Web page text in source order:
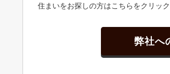
住まいをお探しの方はこちらをクリッ
弊社へ